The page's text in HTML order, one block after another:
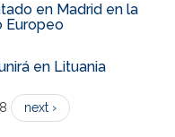
en Madrid en la
Europeo
en Lituania
next ›